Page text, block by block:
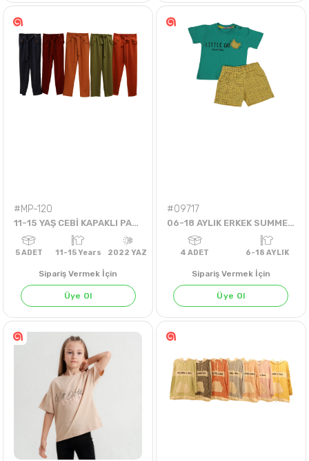
4ADET 6-9 Years 2021 YAZ 4 ADET 5-8 Years
#MP-120
11-15 YAŞ CEBİ KAPAKLI PANTOLON
ADET 11-15 Years
Sipariş Vermek İçin
Üye Ol
#09717
06-18 AYLIK ERKEK SUMMER VİBES AYLIK ŞORTLU TAKIM
4ADET 6-18
Sipariş Vermek İçin
Üye Ol